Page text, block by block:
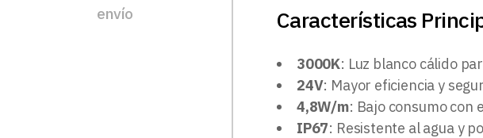
envío
Características
3000K: Luz blanco cálido
24V: Mayor eficiencia y
4,8W/m: Bajo consumo con
IP67: Resistente al agua y